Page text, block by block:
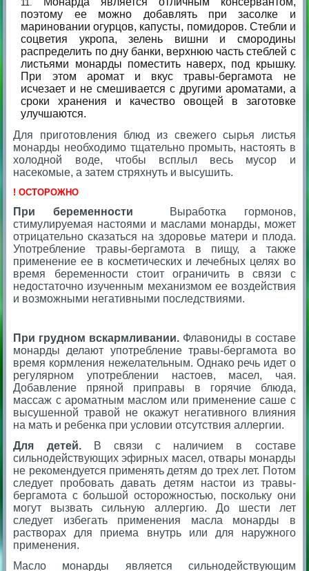
поэтому ее можно добавлять при засолке и
мариновании огурцов, капусты, помидоров. Стебли и
соцветия укропа, зелень вишни и смородины
распределить по дну банки, верхнюю часть стеблей с
листьями монарды поместить наверх, под крышку.
При этом аромат и вкус травы-бергамота не
исчезает и не смешивается с другими ароматами, а
сроки хранения и качество овощей в заготовке
улучшаются.
Для приготовления блюд из свежего сырья листья
монарды необходимо тщательно промыть, настоять в
холодной воде, чтобы всплыл весь мусор и
насекомые, а затем стряхнуть и высушить.
! ОСТОРОЖНО
При беременности
Выработка гормонов,
стимулируемая настоями и маслами монарды, может
отрицательно сказаться на здоровье матери и плода.
Употребление травы-бергамота в пищу, а также
применение ее в косметических и лечебных целях во
время беременности стоит ограничить в связи с
недостаточно изученным механизмом ее воздействия
и возможными негативными последствиями.
При грудном вскармливании. Флавониды в составе
монарды делают употребление травы-бергамота во
время кормления нежелательным. Однако речь идет о
регулярном употреблении настоев, масел, чая.
Добавление пряной приправы в горячие блюда,
массаж с ароматным маслом или применение саше с
высушенной травой не окажут негативного влияния
на мать и ребенка при условии отсутствия аллергии.
Для детей.
В связи с наличием в составе
сильнодействующих эфирных масел, отвары монарды
не рекомендуется применять детям до трех лет. Потом
следует пробовать давать детям настои из травы-
бергамота с большой осторожностью, поскольку они
могут вызвать сильную аллергию. До шести лет
следует избегать применения масла монарды в
растворах для приема внутрь или для наружного
применения.
Масло монарды является сильнодействующим